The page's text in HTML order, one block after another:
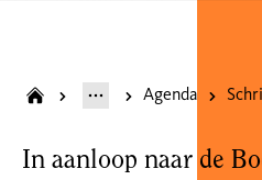
Agenda
In aanloop naar de